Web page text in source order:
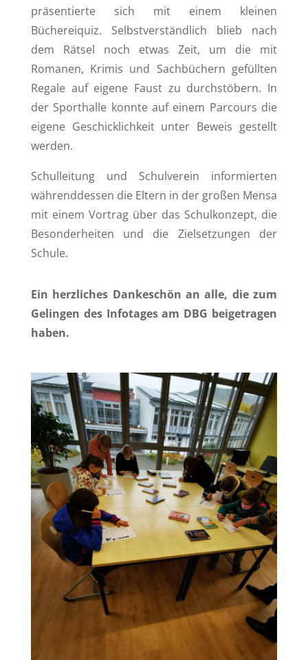
präsentierte sich mit einem kleinen
Büchereiquiz. Selbstverständlich blieb nach
dem Rätsel noch etwas Zeit, um die mit
Romanen, Krimis und Sachbüchern gefüllten
Regale auf eigene Faust zu durchstöbern. In
der Sporthalle konnte auf einem Parcours die
eigene Geschicklichkeit unter Beweis gestellt
werden.
Schulleitung und Schulverein informierten
währenddessen die Eltern in der großen Mensa
mit einem Vortrag über das Schulkonzept, die
Besonderheiten und die Zielsetzungen der
Schule.
Ein herzliches Dankeschön an alle, die zum
Gelingen des Infotages am DBG beigetragen
haben.